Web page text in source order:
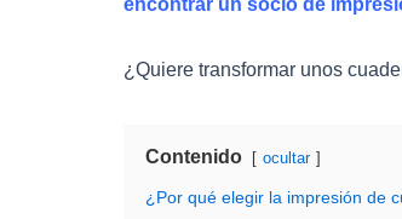
encontrar un socio de
¿Quiere transformar unos
Contenido ocultar
¿Por qué elegir la impresión de